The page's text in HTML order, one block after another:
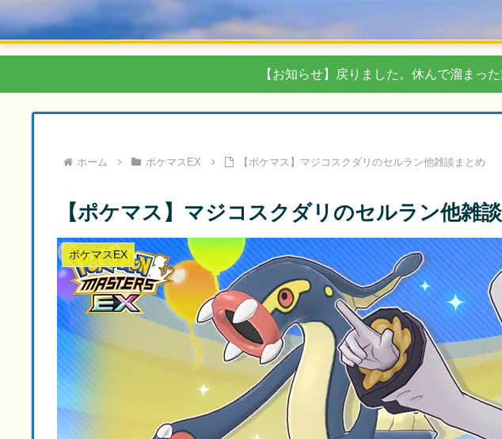
【お知らせ】戻りました。休んで溜まっ
ホーム ポケマスEX 【ポケマス】マジコスクダリのセルラン他雑談まとめ
【ポケマス】マジコスクダリのセルラン他雑
ポケマスEX